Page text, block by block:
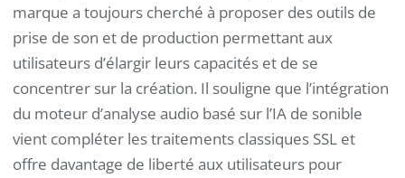
marque a toujours cherché à proposer des outils de
prise de son et de production permettant aux
utilisateurs d’élargir leurs capacités et de se
concentrer sur la création. Il souligne que l’intégration
du moteur d’analyse audio basé sur l’IA de sonible
vient compléter les traitements classiques SSL et
offre davantage de liberté aux utilisateurs pour